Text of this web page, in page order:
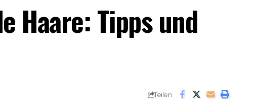
Haare: Tipps und
Teilen